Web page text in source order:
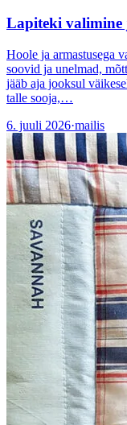
Lapiteki valimine
Hoole ja armastusega
soovid ja unelmad,
jääb aja jooksul
talle sooja,…
6. juuli 2026·mailis